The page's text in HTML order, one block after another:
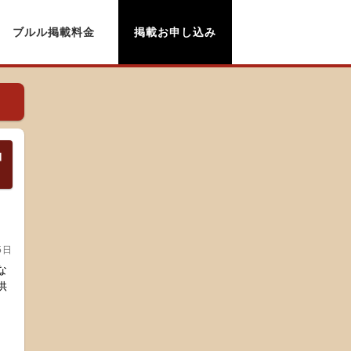
ブルル掲載料金 掲載お申し込み